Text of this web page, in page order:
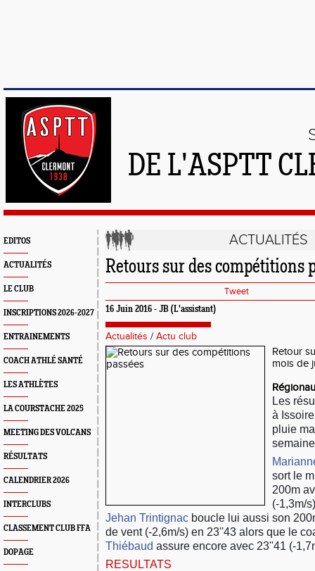
DE L'ASPTT
EDITOS
ACTUALITÉS
LE CLUB
INSCRIPTIONS 2026-2027
ENTRAINEMENTS
COACH ATHLÉ SANTÉ
LES ATHLÈTES
LA COURSTACHE 2025
MEETING DES VOLCANS
RÉSULTATS
CALENDRIER 2026
INTERCLUBS
CLASSEMENT CLUB FFA
DOPAGE
ACTUALITÉS
Retours sur des compétitions
Tweet
16 Juin 2016 - JB (L'assistant)
Actualités / Actu club
Retour
mois de
Les
à
pluie
sort le
200m
(-1,3m/s)
Jehan Trintignac boucle lui aussi son
de vent (-2,6m/s) en 23''43 alors que le
Thiébaud assure encore avec 23''41 (-
RESULTATS